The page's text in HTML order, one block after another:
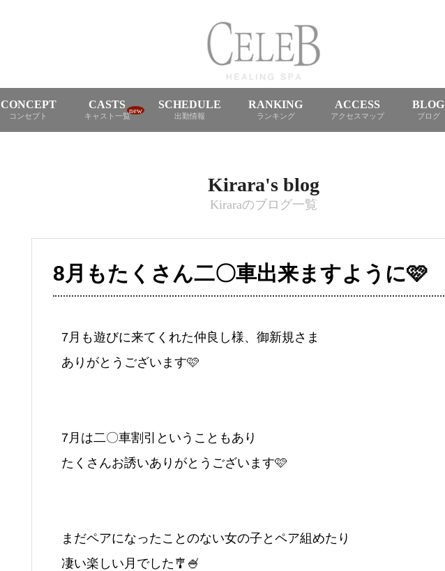
CONCEPT
コンセプト
CASTS
キャスト一覧
new SCHEDULE
出勤情報
RANKING
ランキング
ACCESS
アクセスマップ
BLOG
ブログ
Kirara's blog
Kiraraのブログ一覧
8月もたくさん二〇車出来ますように🩷
7月も遊びに来てくれた仲良し様、御新規さま
ありがとうございます🩷
7月は二〇車割引ということもあり
たくさんお誘いありがとうございます🩷
まだペアになったことのない女の子とペア組めたり
凄い楽しい月でした🎐🍧